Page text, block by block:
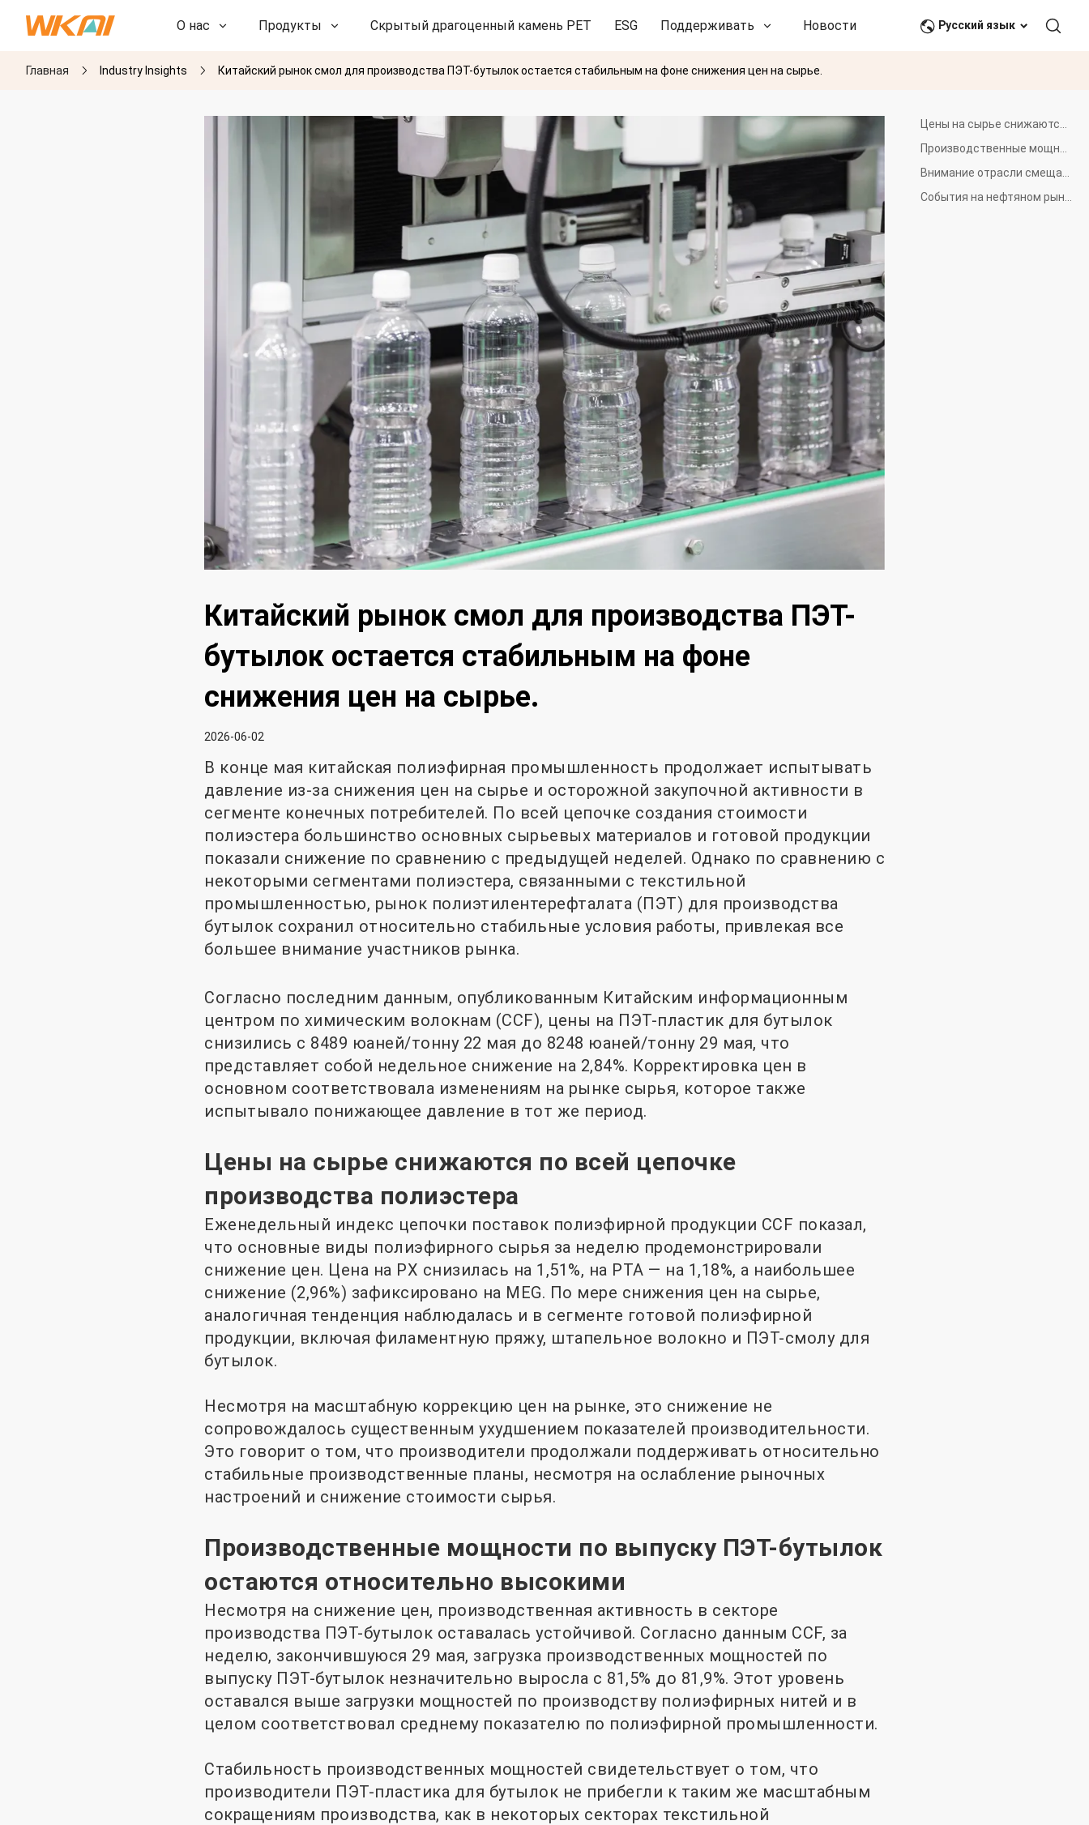
О нас Продукты Скрытый драгоценный камень PET ESG Поддерживать Новости и события Связаться с нами
НИОКР
Русский язык
Главная Industry Insights Китайский рынок смол для производства ПЭТ-бутылок остается стабильным на фоне снижения цен на сырье.
Китайский рынок смол для производства ПЭТ-
бутылок остается стабильным на фоне
снижения цен на сырье.
2026-06-02
В конце мая китайская полиэфирная промышленность продолжает испытывать
давление из-за снижения цен на сырье и осторожной закупочной активности в
сегменте конечных потребителей. По всей цепочке создания стоимости
полиэстера большинство основных сырьевых материалов и готовой продукции
показали снижение по сравнению с предыдущей неделей. Однако по сравнению с
некоторыми сегментами полиэстера, связанными с текстильной
промышленностью, рынок полиэтилентерефталата (ПЭТ) для производства
бутылок сохранил относительно стабильные условия работы, привлекая все
большее внимание участников рынка.
Согласно последним данным, опубликованным Китайским информационным
центром по химическим волокнам (CCF), цены на ПЭТ-пластик для бутылок
снизились с 8489 юаней/тонну 22 мая до 8248 юаней/тонну 29 мая, что
представляет собой недельное снижение на 2,84%. Корректировка цен в
основном соответствовала изменениям на рынке сырья, которое также
испытывало понижающее давление в тот же период.
Цены на сырье снижаются по всей цепочке
производства полиэстера
Еженедельный индекс цепочки поставок полиэфирной продукции CCF показал,
что основные виды полиэфирного сырья за неделю продемонстрировали
снижение цен. Цена на PX снизилась на 1,51%, на PTA — на 1,18%, а наибольшее
снижение (2,96%) зафиксировано на MEG. По мере снижения цен на сырье,
аналогичная тенденция наблюдалась и в сегменте готовой полиэфирной
продукции, включая филаментную пряжу, штапельное волокно и ПЭТ-смолу для
бутылок.
Несмотря на масштабную коррекцию цен на рынке, это снижение не
сопровождалось существенным ухудшением показателей производительности.
Это говорит о том, что производители продолжали поддерживать относительно
стабильные производственные планы, несмотря на ослабление рыночных
настроений и снижение стоимости сырья.
Производственные мощности по выпуску ПЭТ-бутылок
остаются относительно высокими
Несмотря на снижение цен, производственная активность в секторе
производства ПЭТ-бутылок оставалась устойчивой. Согласно данным CCF, за
неделю, закончившуюся 29 мая, загрузка производственных мощностей по
выпуску ПЭТ-бутылок незначительно выросла с 81,5% до 81,9%. Этот уровень
оставался выше загрузки мощностей по производству полиэфирных нитей и в
целом соответствовал среднему показателю по полиэфирной промышленности.
Стабильность производственных мощностей свидетельствует о том, что
производители ПЭТ-пластика для бутылок не прибегли к таким же масштабным
сокращениям производства, как в некоторых секторах текстильной